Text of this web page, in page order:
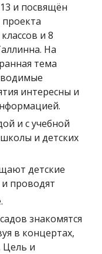
и посвящён
и 8
На
тема
интересны и
и с учебной
и детских
детские
и проводят
знакомятся
в концертах,
Цель и